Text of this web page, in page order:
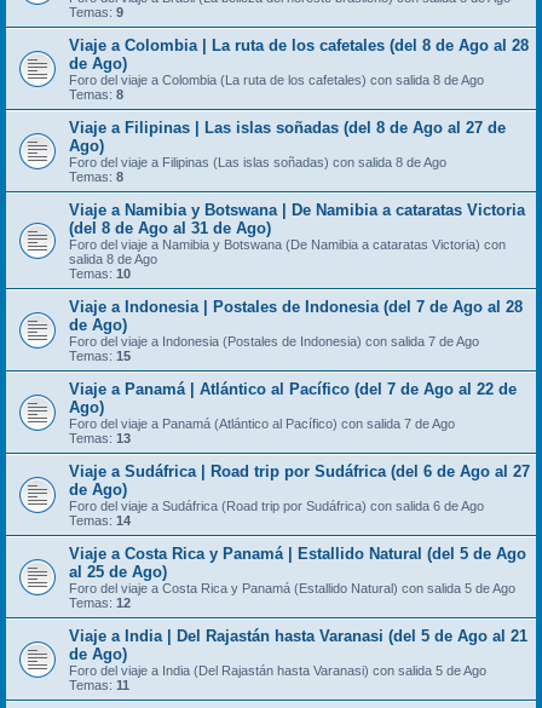
Temas: 9
Viaje a Colombia | La ruta de los cafetales (del 8 de Ago al 28
de Ago)
Foro del viaje a Colombia (La ruta de los cafetales) con salida 8 de Ago
Temas: 8
Viaje a Filipinas | Las islas soñadas (del 8 de Ago al 27 de
Ago)
Foro del viaje a Filipinas (Las islas soñadas) con salida 8 de Ago
Temas: 8
Viaje a Namibia y Botswana | De Namibia a cataratas Victoria
(del 8 de Ago al 31 de Ago)
Foro del viaje a Namibia y Botswana (De Namibia a cataratas Victoria) con
salida 8 de Ago
Temas: 10
Viaje a Indonesia | Postales de Indonesia (del 7 de Ago al 28
de Ago)
Foro del viaje a Indonesia (Postales de Indonesia) con salida 7 de Ago
Temas: 15
Viaje a Panamá | Atlántico al Pacífico (del 7 de Ago al 22 de
Ago)
Foro del viaje a Panamá (Atlántico al Pacífico) con salida 7 de Ago
Temas: 13
Viaje a Sudáfrica | Road trip por Sudáfrica (del 6 de Ago al 27
de Ago)
Foro del viaje a Sudáfrica (Road trip por Sudáfrica) con salida 6 de Ago
Temas: 14
Viaje a Costa Rica y Panamá | Estallido Natural (del 5 de Ago
al 25 de Ago)
Foro del viaje a Costa Rica y Panamá (Estallido Natural) con salida 5 de Ago
Temas: 12
Viaje a India | Del Rajastán hasta Varanasi (del 5 de Ago al 21
de Ago)
Foro del viaje a India (Del Rajastán hasta Varanasi) con salida 5 de Ago
Temas: 11